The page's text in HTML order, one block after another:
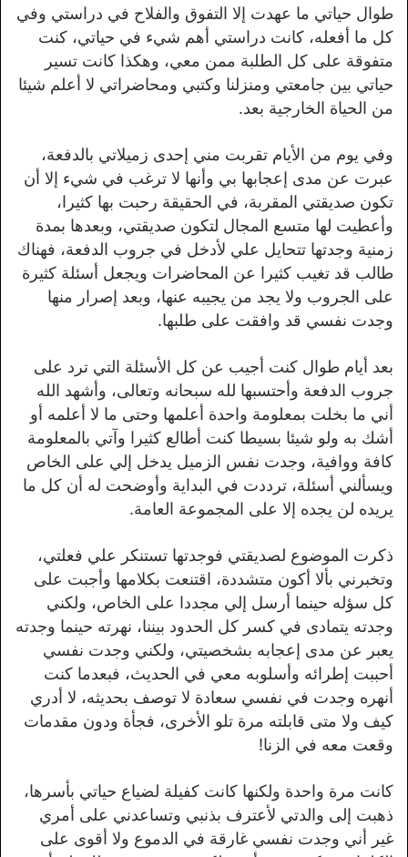
طوال حياتي ما عهدت إلا التفوق والفلاح في دراستي وفي
كل ما أفعله، كانت دراستي أهم شيء في حياتي، كنت
متفوقة على كل الطلبة ممن معي، وهكذا كانت تسير
حياتي بين جامعتي ومنزلنا وكتبي ومحاضراتي لا أعلم شيئا
من الحياة الخارجية بعد.
وفي يوم من الأيام تقربت مني إحدى زميلاتي بالدفعة،
عبرت عن مدى إعجابها بي وأنها لا ترغب في شيء إلا أن
تكون صديقتي المقربة، في الحقيقة رحبت بها كثيرا،
وأعطيت لها متسع المجال لتكون صديقتي، وبعدها بمدة
زمنية وجدتها تتحايل علي لأدخل في جروب الدفعة، فهناك
طالب قد تغيب كثيرا عن المحاضرات ويجعل أسئلة كثيرة
على الجروب ولا يجد من يجيبه عنها، وبعد إصرار منها
وجدت نفسي قد وافقت على طلبها.
بعد أيام طوال كنت أجيب عن كل الأسئلة التي ترد على
جروب الدفعة وأحتسبها لله سبحانه وتعالى، وأشهد الله
أني ما بخلت بمعلومة واحدة أعلمها وحتى ما لا أعلمه أو
أشك به ولو شيئا بسيطا كنت أطالع كثيرا وآتي بالمعلومة
كافة ووافية، وجدت نفس الزميل يدخل إلي على الخاص
ويسألني أسئلة، ترددت في البداية وأوضحت له أن كل ما
يريده لن يجده إلا على المجموعة العامة.
ذكرت الموضوع لصديقتي فوجدتها تستنكر علي فعلتي،
وتخبرني بألا أكون متشددة، اقتنعت بكلامها وأجبت على
كل سؤله حينما أرسل إلي مجددا على الخاص، ولكني
وجدته يتمادى في كسر كل الحدود بيننا، نهرته حينما وجدته
يعبر عن مدى إعجابه بشخصيتي، ولكني وجدت نفسي
أحببت إطرائه وأسلوبه معي في الحديث، فبعدما كنت
أنهره وجدت في نفسي سعادة لا توصف بحديثه، لا أدري
كيف ولا متى قابلته مرة تلو الأخرى، فجأة ودون مقدمات
وقعت معه في الزنا!
كانت مرة واحدة ولكنها كانت كفيلة لضياع حياتي بأسرها،
ذهبت إلى والدتي لأعترف بذنبي وتساعدني على أمري
غير أني وجدت نفسي غارقة في الدموع ولا أقوى على